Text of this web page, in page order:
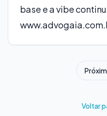
base e a vibe
Voltar